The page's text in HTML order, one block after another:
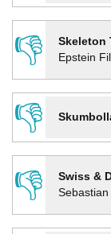
👎
Skeleton
Epstein
👎
👎
Swiss &